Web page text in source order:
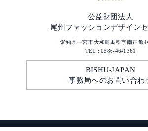
公益財団法人
尾州ファッションデザイン
愛知県一宮市大和町馬引字南正亀4
TEL : 0586-46-1361
BISHU-JAPAN
事務局へのお問い合わ